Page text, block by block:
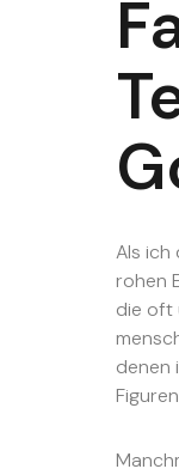
Als ich
rohen
die oft
denen